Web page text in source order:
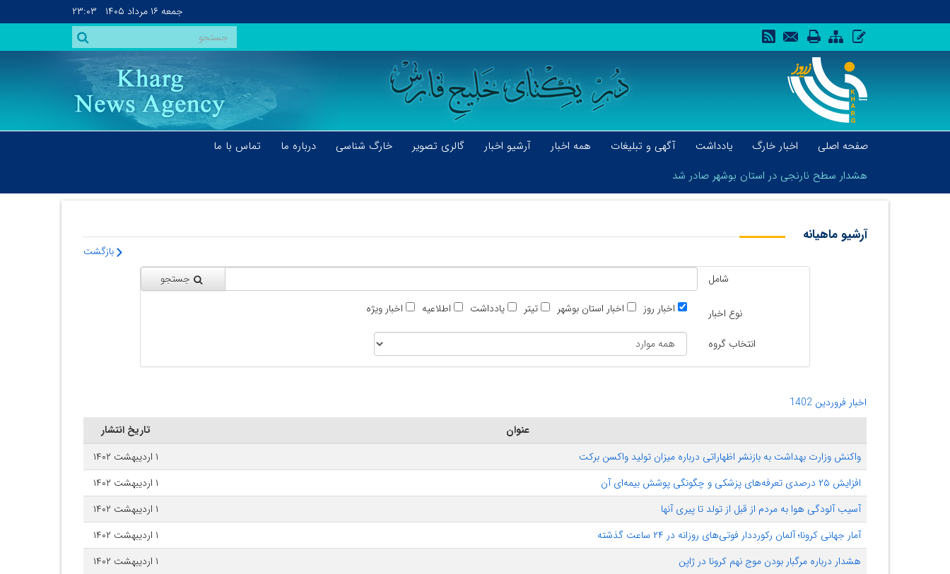
جمعه ۱۶ مرداد ۱۴۰۵ ۲۳:۰۳
صفحه اصلی اخبار خارگ یادداشت آگهی و تبلیغات همه اخبار آرشیو اخبار گالری تصویر خارگ شناسی درباره ما
تماس با ما
هشدار سطح نارنجی در استان بوشهر صادر شد
هشدار سطح نارنجی در استان بوشهر صادر شد
آرشیو ماهیانه
بازگشت
شامل
جستجو
نوع اخبار اخبار روز اخبار استان بوشهر تیتر یادداشت اطلاعیه اخبار ویژه
انتخاب گروه
اخبار فروردین 1402
عنوان
تاریخ انتشار
واکنش وزارت بهداشت به بازنشر اظهاراتی درباره میزان تولید واکسن برکت
۱ اردیبهشت ۱۴۰۲
افزایش ۲۵ درصدی تعرفه‌های پزشکی و چگونگی پوشش بیمه‌ای آن
۱ اردیبهشت ۱۴۰۲
آسیب آلودگی هوا به مردم از قبل از تولد تا پیری آنها
۱ اردیبهشت ۱۴۰۲
آمار جهانی کرونا؛ آلمان رکورددار فوتی‌های روزانه در ۲۴ ساعت گذشته
۱ اردیبهشت ۱۴۰۲
هشدار درباره مرگبار بودن موج نهم کرونا در ژاپن
۱ اردیبهشت ۱۴۰۲